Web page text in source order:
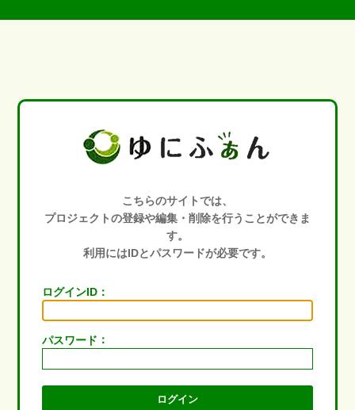
こちらのサイトでは、
プロジェクトの登録や編集・削除を行うことができま
す。
利用にはIDとパスワードが必要です。
ログインID ：
パスワード ：
ログイン